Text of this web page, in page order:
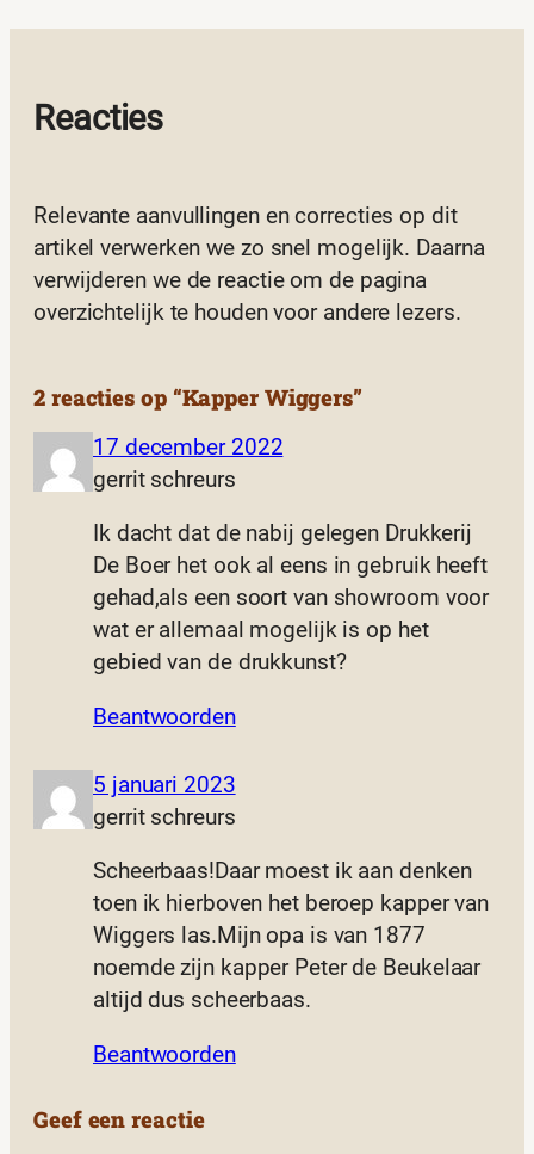
Reacties
Relevante aanvullingen en correcties op dit
artikel verwerken we zo snel mogelijk. Daarna
verwijderen we de reactie om de pagina
overzichtelijk te houden voor andere lezers.
2 reacties op “Kapper Wiggers”
17 december 2022
gerrit schreurs
Ik dacht dat de nabij gelegen Drukkerij
De Boer het ook al eens in gebruik heeft
gehad,als een soort van showroom voor
wat er allemaal mogelijk is op het
gebied van de drukkunst?
Beantwoorden
5 januari 2023
gerrit schreurs
Scheerbaas!Daar moest ik aan denken
toen ik hierboven het beroep kapper van
Wiggers las.Mijn opa is van 1877
noemde zijn kapper Peter de Beukelaar
altijd dus scheerbaas.
Beantwoorden
Geef een reactie